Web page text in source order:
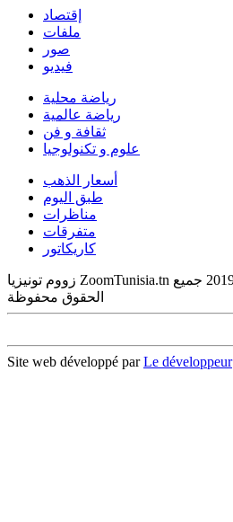
إقتصاد
ملفات
صور
فيديو
رياضة محلية
رياضة عالمية
ثقافة و فن
علوم و تكنولوجيا
أسعار الذهب
طبق اليوم
مناظرات
متفرقات
كاريكاتور
زووم تونيزيا ZoomTunisia.tn جريدة إلكترونية جامعة - © 2019 جميع
الحقوق محفوظة
Site web développé parLe développeur